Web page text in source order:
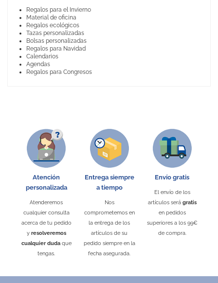
Regalos para el Invierno
Material de oficina
Regalos ecológicos
Tazas personalizadas
Bolsas personalizadas
Regalos para Navidad
Calendarios
Agendas
Regalos para Congresos
Atención
personalizada
Atenderemos
cualquier consulta
acerca de tu pedido
y resolveremos
cualquier dudaque
tengas.
Entrega siempre
a tiempo
Nos
comprometemos en
la entrega de los
artículos de su
pedido siempre en la
fecha asegurada.
Envío gratis
El envío de los
artículos será gratis
en pedidos
superiores a los 99€
de compra.